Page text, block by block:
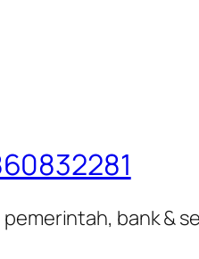
bank &